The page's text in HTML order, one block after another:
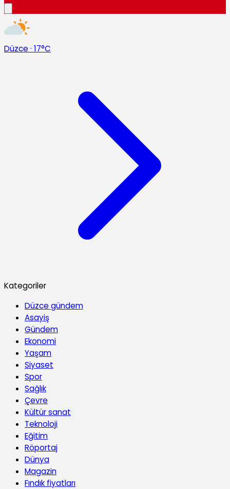
Düzce · 17°C
Kategoriler
Düzce gündem
Asayiş
Gündem
Ekonomi
Yaşam
Siyaset
Spor
Sağlık
Çevre
Kültür sanat
Teknoloji
Eğitim
Röportaj
Dünya
Magazin
Fındık fiyatları